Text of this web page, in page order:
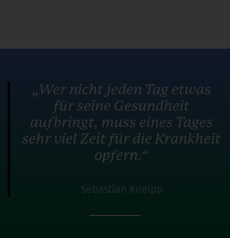
„Wer nicht jeden Tag etwas
für seine Gesundheit
aufbringt, muss eines Tages
sehr viel Zeit für die Krankheit
opfern.“
Sebastian Kneipp